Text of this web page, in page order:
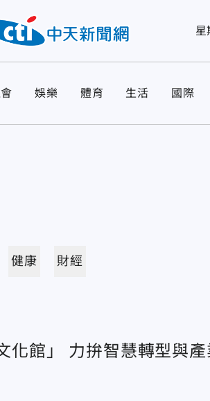
星
娛樂 體育 生活 國際
健康 財經
化館」 力拚智慧轉型與